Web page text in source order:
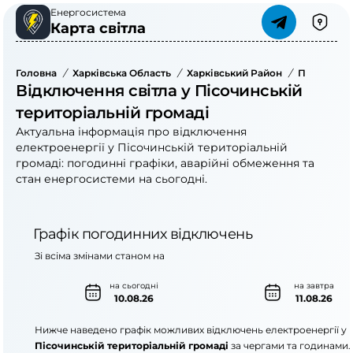
Енергосистема
Карта світла
Головна / Харківська Область / Харківський Район /
Відключення світла у Пісочинській
територіальній громаді
Актуальна інформація про відключення
електроенергії у Пісочинській територіальній
громаді: погодинні графіки, аварійні обмеження та
стан енергосистеми на сьогодні.
Графік погодинних відключень
на сьогодні
10.08.26
на завтра
11.08.26
Зі всіма змінами станом на
Нижче наведено графік можливих відключень електроенергії у
Пісочинській територіальній громаді за чергами та годинами.